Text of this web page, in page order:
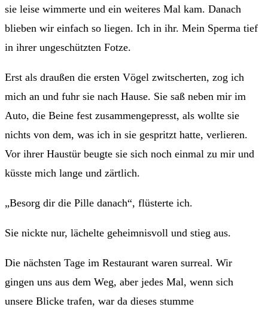
sie leise wimmerte und ein weiteres Mal kam. Danach
blieben wir einfach so liegen. Ich in ihr. Mein Sperma tief
in ihrer ungeschützten Fotze.
Erst als draußen die ersten Vögel zwitscherten, zog ich
mich an und fuhr sie nach Hause. Sie saß neben mir im
Auto, die Beine fest zusammengepresst, als wollte sie
nichts von dem, was ich in sie gespritzt hatte, verlieren.
Vor ihrer Haustür beugte sie sich noch einmal zu mir und
küsste mich lange und zärtlich.
„Besorg dir die Pille danach“, flüsterte ich.
Sie nickte nur, lächelte geheimnisvoll und stieg aus.
Die nächsten Tage im Restaurant waren surreal. Wir
gingen uns aus dem Weg, aber jedes Mal, wenn sich
unsere Blicke trafen, war da dieses stumme